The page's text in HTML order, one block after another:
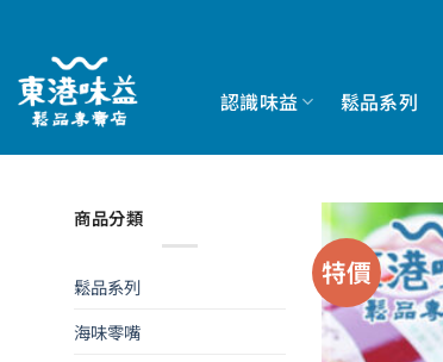
content
認識味益 鬆品系列
商品分類
鬆品系列
海味零嘴
特價